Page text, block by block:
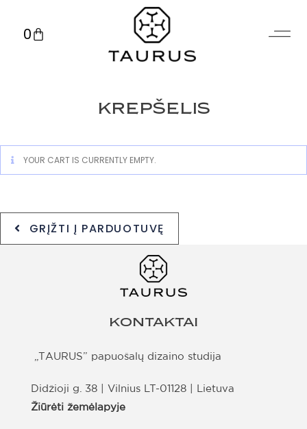
0
KREPŠELIS
YOUR CART IS CURRENTLY EMPTY.
GRĮŽTI Į PARDUOTUVĘ
KONTAKTAI
„TAURUS” papuošalų dizaino studija
Didžioji g. 38 | Vilnius LT-01128 | Lietuva
Žiūrėti žemėlapyje